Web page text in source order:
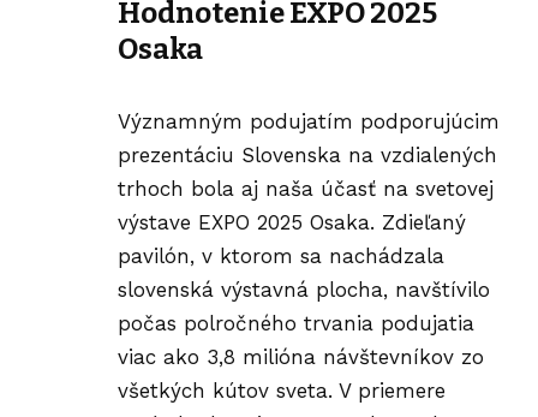
Hodnotenie EXPO 2025
Osaka
Významným podujatím podporujúcim
prezentáciu Slovenska na vzdialených
trhoch bola aj naša účasť na svetovej
výstave EXPO 2025 Osaka. Zdieľaný
pavilón, v ktorom sa nachádzala
slovenská výstavná plocha, navštívilo
počas polročného trvania podujatia
viac ako 3,8 milióna návštevníkov zo
všetkých kútov sveta. V priemere